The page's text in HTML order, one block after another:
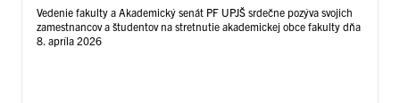
Vedenie fakulty a Akademický senát PF UPJŠ srdečne pozýva svojich
zamestnancov a študentov na stretnutie akademickej obce fakulty dňa
8. apríla 2026